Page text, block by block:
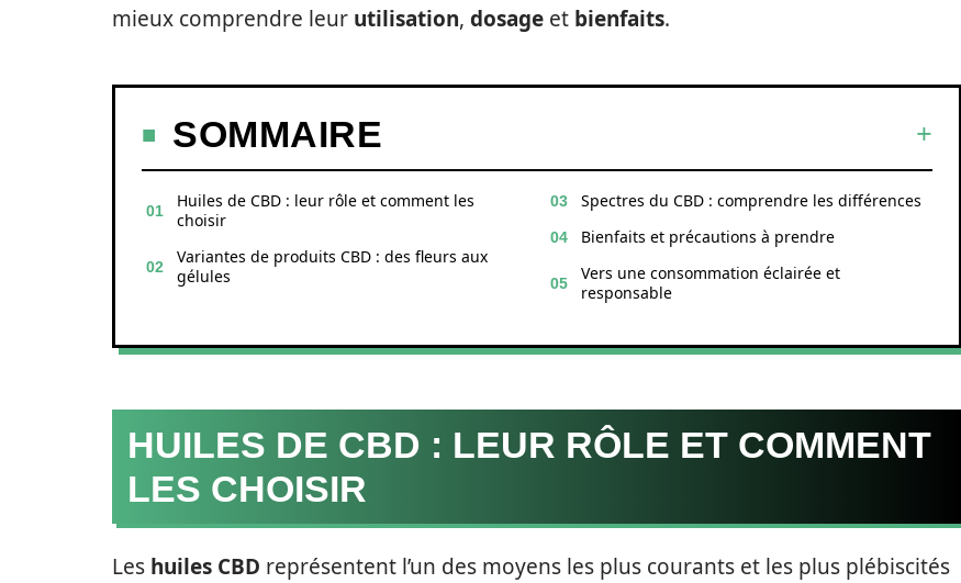
mieux comprendre leur utilisation, dosage et bienfaits.
SOMMAIRE
Huiles de CBD : leur rôle et comment les
choisir
Variantes de produits CBD : des fleurs aux
gélules
Spectres du CBD : comprendre les différences
Bienfaits et précautions à prendre
Vers une consommation éclairée et
responsable
HUILES DE CBD : LEUR RÔLE ET COMMENT
LES CHOISIR
Les huiles CBD représentent l’un des moyens les plus courants et les plus plébiscités